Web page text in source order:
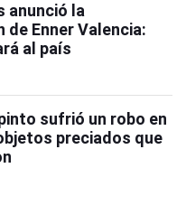
anunció la
Enner Valencia:
al país
sufrió un robo en
preciados que